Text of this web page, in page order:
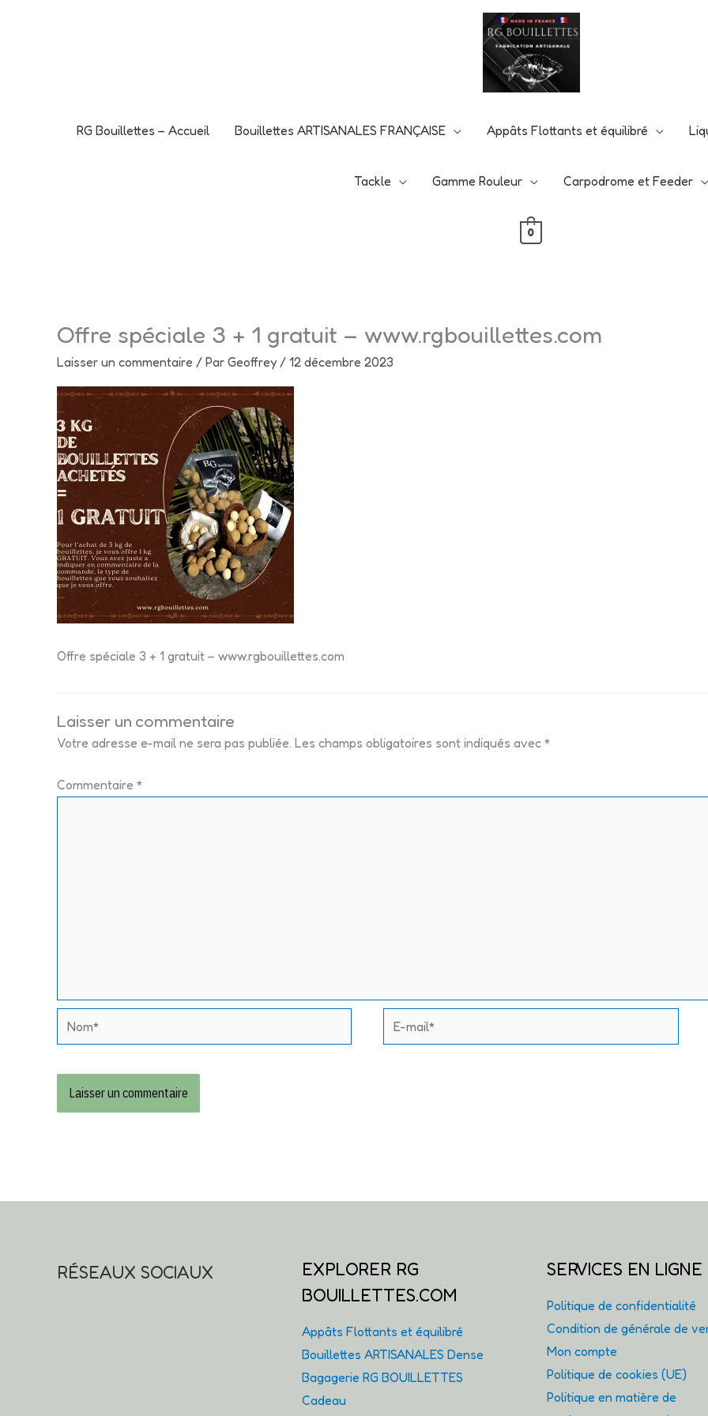
RG Bouillettes – Accueil Bouillettes ARTISANALES FRANÇAISE Appâts Flottants et équilibré
Tackle Gamme Rouleur Carpodrome et Feeder
0
Offre spéciale 3 + 1 gratuit – www.rgbouillettes.com
Laisser un commentaire / Par Geoffrey / 12 décembre 2023
Offre spéciale 3 + 1 gratuit – www.rgbouillettes.com
Laisser un commentaire
Votre adresse e-mail ne sera pas publiée. Les champs obligatoires sont indiqués avec *
Commentaire *
Nom*
E-
mail*
RÉSEAUX SOCIAUX
EXPLORER RG
BOUILLETTES.COM
Appâts Flottants et équilibré
Bouillettes ARTISANALES Dense
Bagagerie RG BOUILLETTES
Cadeau
SERVICES EN LIGNE
Politique de confidentialité
Condition de générale de
Mon compte
Politique de cookies (UE)
Politique en matière de
L'offre CANON de ce début d'été -25% avec ce code
C'est le moment d'en profiter : -25 % sur tout le site, hors